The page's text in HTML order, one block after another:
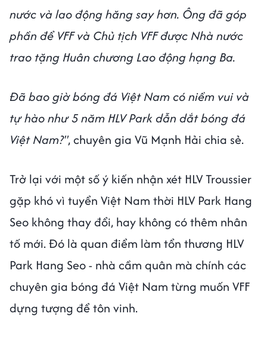
nước và lao động hăng say hơn. Ông đã góp
phần để VFF và Chủ tịch VFF được Nhà nước
trao tặng Huân chương Lao động hạng Ba.
Đã bao giờ bóng đá Việt Nam có niềm vui và
tự hào như 5 năm HLV Park dẫn dắt bóng đá
Việt Nam?", chuyên gia Vũ Mạnh Hải chia sẻ.
Trở lại với một số ý kiến nhận xét HLV Troussier
gặp khó vì tuyển Việt Nam thời HLV Park Hang
Seo không thay đổi, hay không có thêm nhân
tố mới. Đó là quan điểm làm tổn thương HLV
Park Hang Seo - nhà cầm quân mà chính các
chuyên gia bóng đá Việt Nam từng muốn VFF
dựng tượng để tôn vinh.